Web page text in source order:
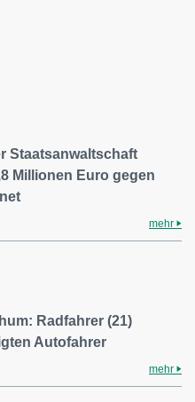
Staatsanwaltschaft
Millionen Euro gegen
mehr
Radfahrer (21)
Autofahrer
mehr